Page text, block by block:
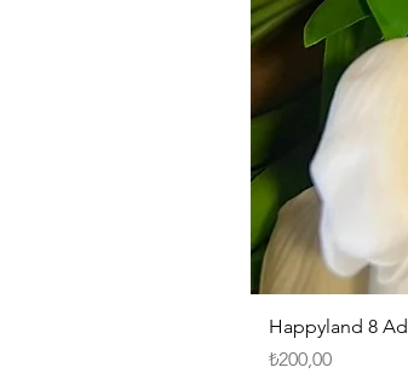
Happyland 8
Fiyat
₺200,00